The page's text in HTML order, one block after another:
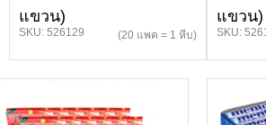
แขวน)
SKU: 526129 (20 แพค = 1 หีบ)
แขวน)
SKU: